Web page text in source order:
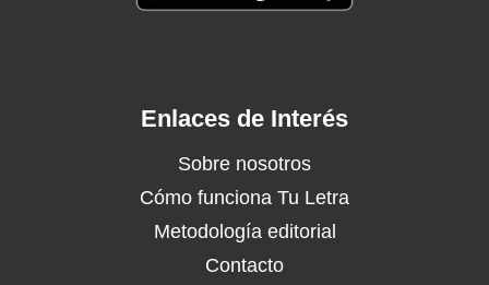
Enlaces de Interés
Sobre nosotros
Cómo funciona Tu Letra
Metodología editorial
Contacto